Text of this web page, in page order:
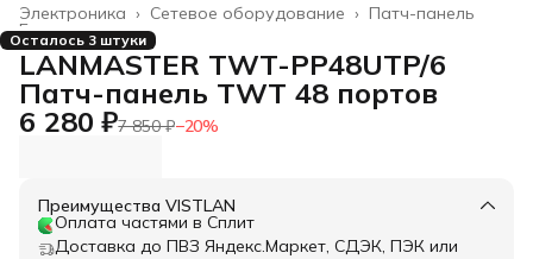
Патч-панель
Сетевое оборудование ›
Электроника ›
Главная ›
Осталось 3 штуки
LANMASTER TWT-PP48UTP/6
Патч-панель TWT 48 портов
6 280 ₽7 850 ₽−20%
Преимущества VISTLAN
Оплата частями в Сплит
Доставка до ПВЗ Яндекс.Маркет, СДЭК, ПЭК или